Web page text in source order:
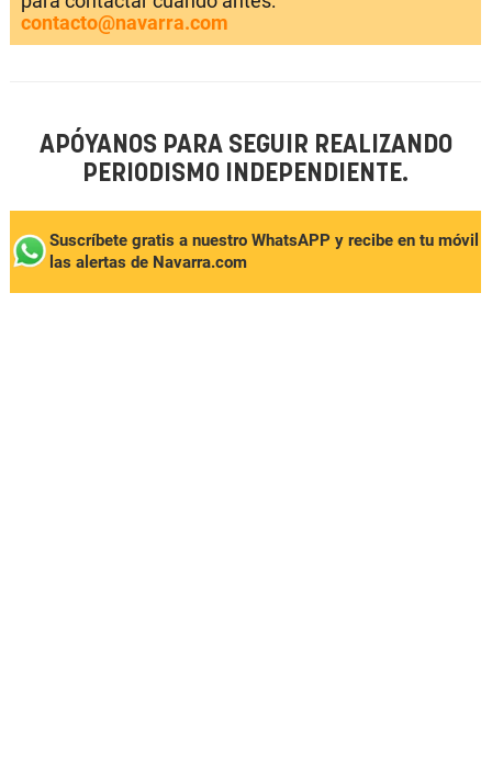
contacto@navarra.com
APÓYANOS PARA SEGUIR REALIZANDO
PERIODISMO INDEPENDIENTE.
Suscríbete gratis a nuestro WhatsAPP y recibe en tu móvil
las alertas de Navarra.com